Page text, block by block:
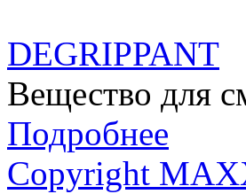
DEGRIPPANT
Вещество для
Подробнее
Copyright